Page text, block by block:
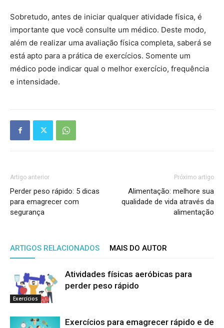
Sobretudo, antes de iniciar qualquer atividade física, é
importante que você consulte um médico. Deste modo,
além de realizar uma avaliação física completa, saberá se
está apto para a prática de exercícios. Somente um
médico pode indicar qual o melhor exercício, frequência
e intensidade.
Artigo anterior
Perder peso rápido: 5 dicas
para emagrecer com
segurança
Próximo artigo
Alimentação: melhore sua
qualidade de vida através da
alimentação
ARTIGOS RELACIONADOS MAIS DO AUTOR
Exercícios
Atividades físicas aeróbicas para
perder peso rápido
Exercícios para emagrecer rápido e de